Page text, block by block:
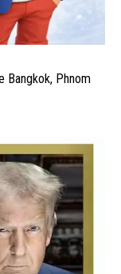
Bangkok, Phnom